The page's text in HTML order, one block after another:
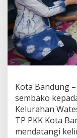
Kota Bandung
sembako
Kelurahan
TP PKK Kota
mendatangi